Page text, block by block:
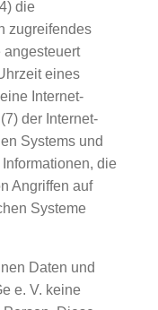
die
zugreifendes
angesteuert
eines
Internet-
der Internet-
Systems und
die
Angriffen auf
Systeme
Daten und
e. V. keine